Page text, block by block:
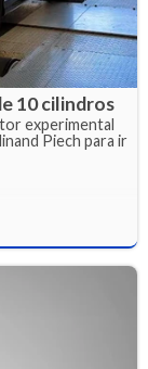
10 cilindros
experimental
Piech para ir